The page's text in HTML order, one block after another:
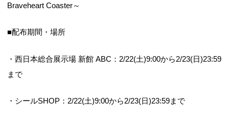
Braveheart Coaster～
■配布期間・場所
・西日本総合展示場 新館 ABC：2/22(土)9:00から2/23(日)23:59
まで
・シールSHOP：2/22(土)9:00から2/23(日)23:59まで